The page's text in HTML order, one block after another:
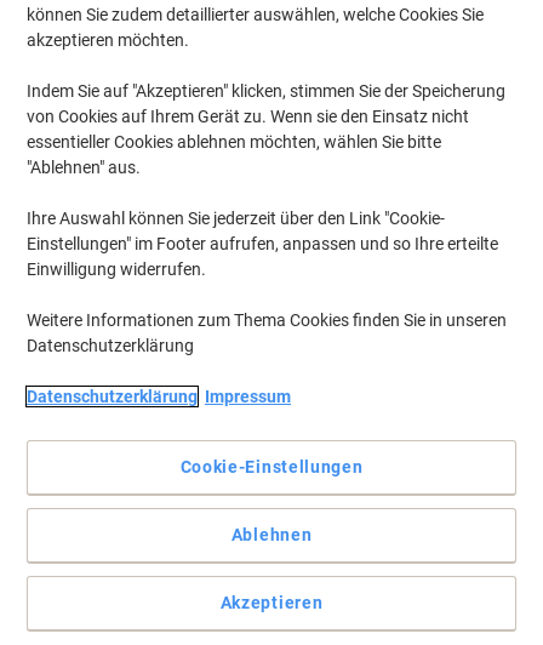
Farbenvielfalt in Ihrem Büroalltag!
Ordnungsmappe mit hartem Einband, Zieharmonika Rücken und
zusammen. Auf dem Vorderdeckl befindet sich ein einschiebbarer
Organisationsstreifen zur Beschriftung der Taben. Lieferung inkl.
können Sie zudem detaillierter auswählen, welche Cookies Sie
akzeptieren möchten.
Indem Sie auf "Akzeptieren" klicken, stimmen Sie der Speicherung
von Cookies auf Ihrem Gerät zu. Wenn sie den Einsatz nicht
essentieller Cookies ablehnen möchten, wählen Sie bitte
"Ablehnen" aus.
Ihre Auswahl können Sie jederzeit über den Link "Cookie-
Einstellungen" im Footer aufrufen, anpassen und so Ihre erteilte
Einwilligung widerrufen.
Weitere Informationen zum Thema Cookies finden Sie in unseren
Datenschutzerklärung
Datenschutzerklärung Impressum
Cookie-Einstellungen
Ablehnen
Akzeptieren